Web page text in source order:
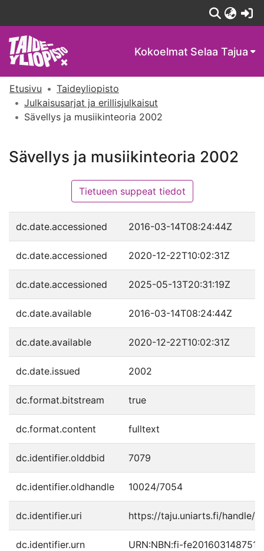
Kokoelmat Selaa Tajua
Etusivu
Taideyliopisto
Julkaisusarjat ja erillisjulkaisut
Sävellys ja musiikinteoria 2002
Sävellys ja musiikinteoria 2002
Tietueen suppeat tiedot
dc.date.accessioned 2016-03-14T08:24:44Z
dc.date.accessioned 2020-12-22T10:02:31Z
dc.date.accessioned 2025-05-13T20:31:19Z
dc.date.available 2016-03-14T08:24:44Z
dc.date.available 2020-12-22T10:02:31Z
dc.date.issued 2002
dc.format.bitstream true
dc.format.content fulltext
dc.identifier.olddbid 7079
dc.identifier.oldhandle 10024/7054
dc.identifier.uri https://taju.uniarts.fi/handle/
dc.identifier.urn URN:NBN:fi-fe201603148751